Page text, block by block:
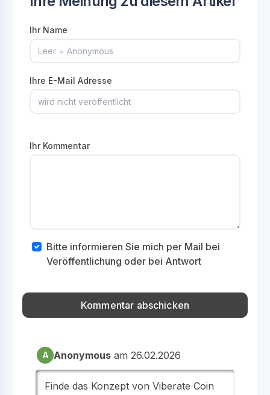
Ihr Name
Ihre E-Mail Adresse
Ihr Kommentar
Bitte informieren Sie mich per Mail bei
Veröffentlichung oder bei Antwort
A Anonymous am 26.02.2026
Finde das Konzept von Viberate Coin